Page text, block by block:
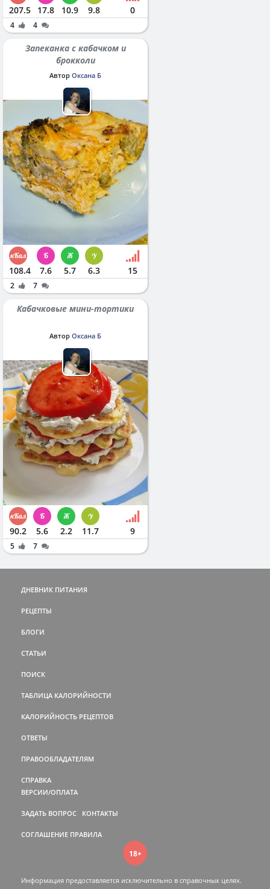
207.5 17.8 10.9 9.8 0
4 4
Запеканка с кабачком и
брокколи
Автор Оксана Б
108.4 7.6 5.7 6.3 15
2 7
Кабачковые мини-тортики
Автор Оксана Б
90.2 5.6 2.2 11.7 9
5 7
ДНЕВНИК ПИТАНИЯ
РЕЦЕПТЫ
БЛОГИ
СТАТЬИ
ПОИСК
ТАБЛИЦА КАЛОРИЙНОСТИ
КАЛОРИЙНОСТЬ РЕЦЕПТОВ
ОТВЕТЫ
ПРАВООБЛАДАТЕЛЯМ
СПРАВКА
ВЕРСИИ/ОПЛАТА
ЗАДАТЬ ВОПРОС КОНТАКТЫ
СОГЛАШЕНИЕ ПРАВИЛА
18+
Информация предоставляется исключительно в справочных целях.